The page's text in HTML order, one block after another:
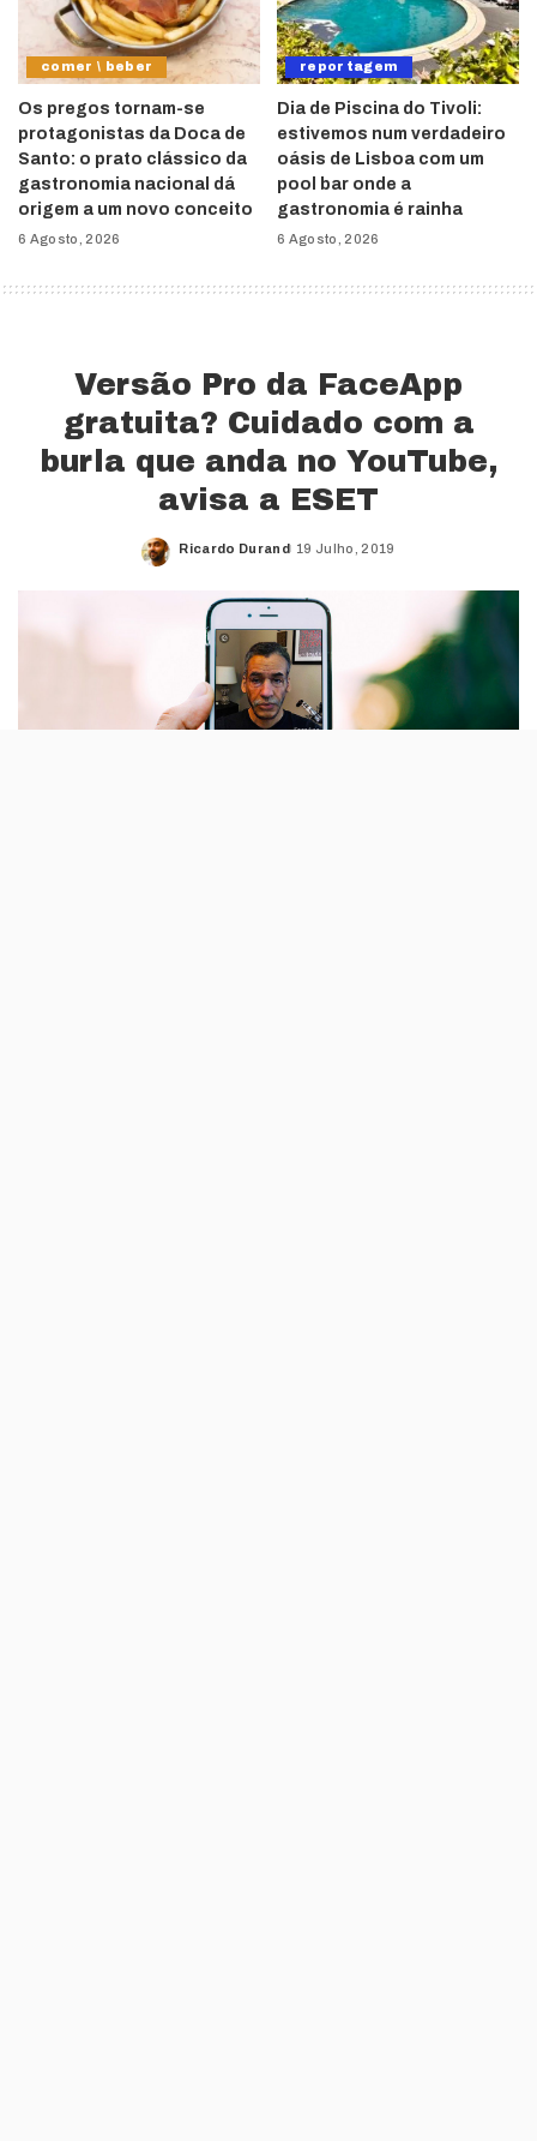
comer \ beber
Os pregos tornam-se
protagonistas da Doca de
Santo: o prato clássico da
gastronomia nacional dá
origem a um novo conceito
6 Agosto, 2026
reportagem
Dia de Piscina do Tivoli:
estivemos num verdadeiro
oásis de Lisboa com um
pool bar onde a
gastronomia é rainha
6 Agosto, 2026
Versão Pro da FaceApp
gratuita? Cuidado com a
burla que anda no YouTube,
avisa a ESET
Posted
Ricardo Durand 19 Julho, 2019